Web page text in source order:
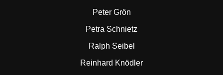
Peter Grön
Petra Schnietz
Ralph Seibel
Reinhard Knödler